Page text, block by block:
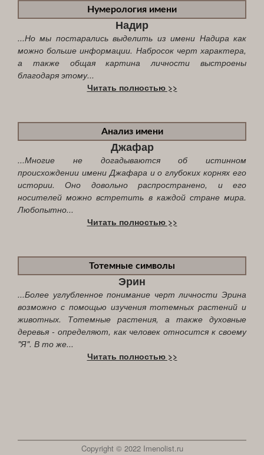
Нумерология имени
Надир
...Но мы постарались выделить из имени Надира как
можно больше информации. Набросок черт характера,
а также общая картина личности выстроены
благодаря этому...
Читать полностью >>
Анализ имени
Джафар
...Многие не догадываются об истинном
происхождении имени Джафара и о глубоких корнях его
истории. Оно довольно распространено, и его
носителей можно встретить в каждой стране мира.
Любопытно...
Читать полностью >>
Тотемные символы
Эрин
...Более углубленное понимание черт личности Эрина
возможно с помощью изучения тотемных растений и
животных. Тотемные растения, а также духовные
деревья - определяют, как человек относится к своему
"Я". В то же...
Читать полностью >>
Copyright © 2022 Imenolist.ru